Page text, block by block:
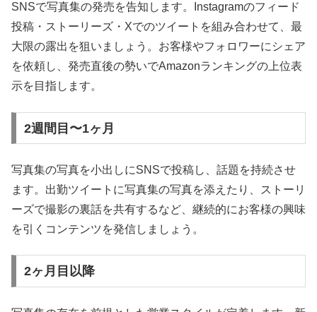
SNSで写真集の発売を告知します。Instagramのフィード
投稿・ストーリーズ・Xでのツイートを組み合わせて、最
大限の露出を狙いましょう。お客様やフォロワーにシェア
を依頼し、発売直後の勢いでAmazonランキングの上位表
示を目指します。
2週間目〜1ヶ月
写真集の写真を小出しにSNSで投稿し、話題を持続させ
ます。出勤ツイートに写真集の写真を添えたり、ストーリ
ーズで撮影の裏話を共有するなど、継続的にお客様の興味
を引くコンテンツを発信しましょう。
2ヶ月目以降